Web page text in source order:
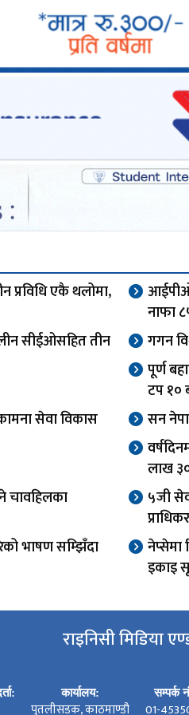
एकै थलोमा,
नाफा
सीईओसहित तीन
गगन
पूर्ण
टप १०
सेवा विकास
सन
लाख
चावहिलका
५जी
भाषण सम्झिँदा
नेप्सेमा
इकाइ
राइनिसी मिडिया
कार्यालय:
पुतलीसडक, काठमाण्डौ
सम्पर्क
01-